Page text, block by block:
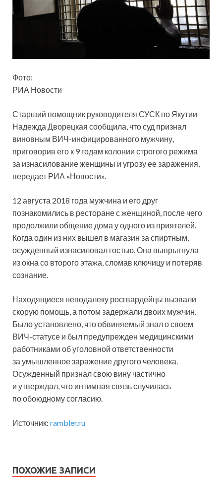
Фото:
РИА Новости
Старший помощник руководителя СУСК по Якутии
Надежда Дворецкая сообщила, что суд признал
виновным ВИЧ-инфицированного мужчину,
приговорив его к 9 годам колонии строгого режима
за изнасилование женщины и угрозу ее заражения,
передает РИА «Новости».
12 августа 2018 года мужчина и его друг
познакомились в ресторане с женщиной, после чего
продолжили общение дома у одного из приятелей.
Когда один из них вышел в магазин за спиртным,
осужденный изнасиловал гостью. Она выпрыгнула
из окна со второго этажа, сломав ключицу и потеряв
сознание.
Находящиеся неподалеку росгвардейцы вызвали
скорую помощь, а потом задержали двоих мужчин.
Было установлено, что обвиняемый знал о своем
ВИЧ-статусе и был предупрежден медицинскими
работниками об уголовной ответственности
за умышленное заражение другого человека.
Осужденный признал свою вину частично
и утверждал, что интимная связь случилась
по обоюдному согласию.
Источник: rambler.ru
ПОХОЖИЕ ЗАПИСИ